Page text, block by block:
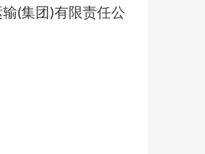
(集团)有限责任公